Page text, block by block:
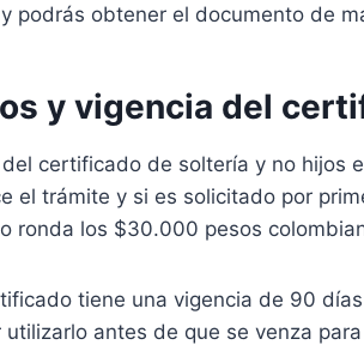
podrás obtener el documento de
y vigencia del
del certificado de soltería y no hijos
el trámite y si es solicitado por
ronda los $30.000 pesos
tiene una vigencia de 90
utilizarlo antes de que se venza